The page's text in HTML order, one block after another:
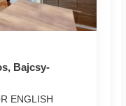
Bajcsy-
ENGLISH